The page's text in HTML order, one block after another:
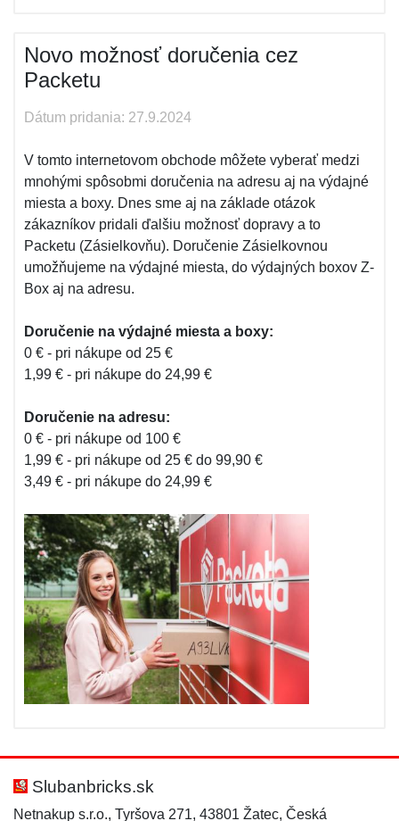
Novo možnosť doručenia cez
Packetu
Dátum pridania: 27.9.2024
V tomto internetovom obchode môžete vyberať medzi
mnohými spôsobmi doručenia na adresu aj na výdajné
miesta a boxy. Dnes sme aj na základe otázok
zákazníkov pridali ďalšiu možnosť dopravy a to
Packetu (Zásielkovňu). Doručenie Zásielkovnou
umožňujeme na výdajné miesta, do výdajných boxov Z-
Box aj na adresu.
Doručenie na výdajné miesta a boxy:
0 € - pri nákupe od 25 €
1,99 € - pri nákupe do 24,99 €
Doručenie na adresu:
0 € - pri nákupe od 100 €
1,99 € - pri nákupe od 25 € do 99,90 €
3,49 € - pri nákupe do 24,99 €
Slubanbricks.sk
Netnakup s.r.o., Tyršova 271, 43801 Žatec, Česká